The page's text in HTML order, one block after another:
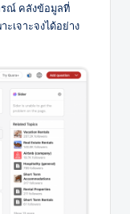
รณ์ คลังข้อมูลที่
เจาะจงได้อย่าง